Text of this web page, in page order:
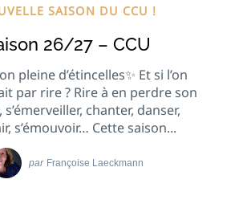
SAISON DU CCU !
26/27 – CCU
pleine d’étincelles✨ Et si l’on
par rire ? Rire à en perdre son
chanter, danser,
s’émouvoir… Cette saison...
par Françoise Laeckmann